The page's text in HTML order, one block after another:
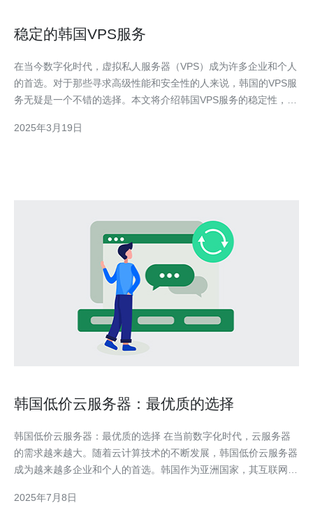
稳定的韩国VPS服务
在当今数字化时代，虚拟私人服务器（VPS）成为许多企业和个人
的首选。对于那些寻求高级性能和安全性的人来说，韩国的VPS服
务无疑是一个不错的选择。本文将介绍韩国VPS服务的稳定性，并
商时最重要的因素之一。韩国的VPS服务以其卓越的稳定性而闻
2025年3月19日
韩国低价云服务器：最优质的选择
韩国低价云服务器：最优质的选择 在当前数字化时代，云服务器
的需求越来越大。随着云计算技术的不断发展，韩国低价云服务器
成为越来越多企业和个人的首选。韩国作为亚洲国家，其互联网基
器是一个明
2025年7月8日